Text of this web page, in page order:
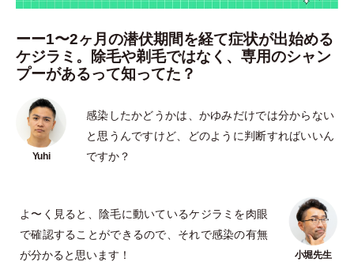
ーー1〜2ヶ月の潜伏期間を経て症状が出始める
ケジラミ。除毛や剃毛ではなく、専用のシャン
プーがあるって知ってた？
感染したかどうかは、かゆみだけでは分からない
と思うんですけど、どのように判断すればいいん
ですか？
よ〜く見ると、陰毛に動いているケジラミを肉眼
で確認することができるので、それで感染の有無
が分かると思います！